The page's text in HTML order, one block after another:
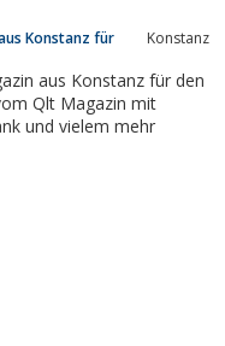
Konstanz für
Konstanz
aus Konstanz für den
Qlt Magazin mit
und vielem mehr